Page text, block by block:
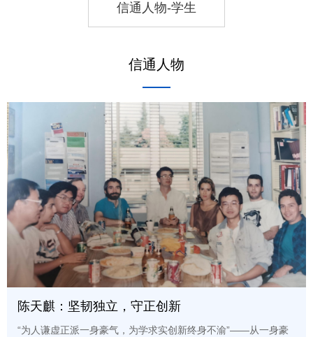
信通人物-学生
信通人物
陈天麒：坚韧独立，守正创新
“为人谦虚正派一身豪气，为学求实创新终身不渝”——从一身豪